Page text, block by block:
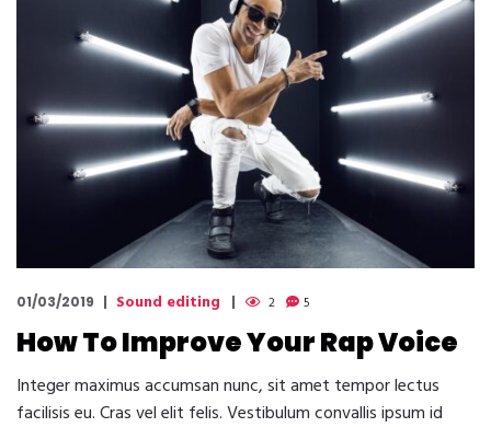
01/03/2019 Sound editing 2 5
How To Improve Your Rap Voice
Integer maximus accumsan nunc, sit amet tempor lectus
facilisis eu. Cras vel elit felis. Vestibulum convallis ipsum id